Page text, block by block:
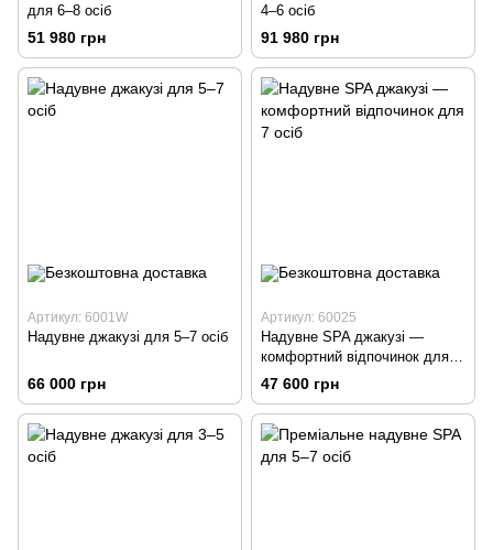
для 6–8 осіб
51 980 грн
4–6 осіб
91 980 грн
Артикул: 6001W
Надувне джакузі для 5–7 осіб
66 000 грн
Артикул: 60025
Надувне SPA джакузі —
комфортний відпочинок для 7
осіб
47 600 грн